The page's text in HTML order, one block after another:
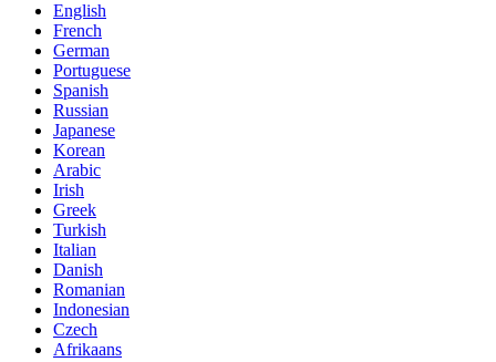
English
French
German
Portuguese
Spanish
Russian
Japanese
Korean
Arabic
Irish
Greek
Turkish
Italian
Danish
Romanian
Indonesian
Czech
Afrikaans